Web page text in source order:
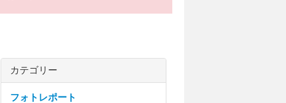
カテゴリー
フォトレポート